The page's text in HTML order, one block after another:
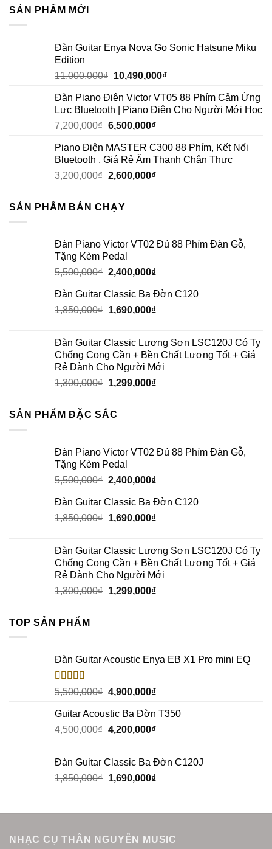
SẢN PHẨM MỚI
Đàn Guitar Enya Nova Go Sonic Hatsune Miku
Edition
11,000,000₫ 10,490,000₫
Đàn Piano Điện Victor VT05 88 Phím Cảm Ứng
Lực Bluetooth | Piano Điện Cho Người Mới Học
7,200,000₫ 6,500,000₫
Piano Điện MASTER C300 88 Phím, Kết Nối
Bluetooth , Giá Rẻ Âm Thanh Chân Thực
3,200,000₫ 2,600,000₫
SẢN PHẨM BÁN CHẠY
Đàn Piano Victor VT02 Đủ 88 Phím Đàn Gỗ,
Tặng Kèm Pedal
5,500,000₫ 2,400,000₫
Đàn Guitar Classic Ba Đờn C120
1,850,000₫ 1,690,000₫
Đàn Guitar Classic Lương Sơn LSC120J Có Ty
Chống Cong Cần + Bền Chất Lượng Tốt + Giá
Rẻ Dành Cho Người Mới
1,300,000₫ 1,299,000₫
SẢN PHẨM ĐẶC SẮC
Đàn Piano Victor VT02 Đủ 88 Phím Đàn Gỗ,
Tặng Kèm Pedal
5,500,000₫ 2,400,000₫
Đàn Guitar Classic Ba Đờn C120
1,850,000₫ 1,690,000₫
Đàn Guitar Classic Lương Sơn LSC120J Có Ty
Chống Cong Cần + Bền Chất Lượng Tốt + Giá
Rẻ Dành Cho Người Mới
1,300,000₫ 1,299,000₫
TOP SẢN PHẨM
Đàn Guitar Acoustic Enya EB X1 Pro mini EQ
Rated5.00
out of 5
5,500,000₫ 4,900,000₫
Guitar Acoustic Ba Đờn T350
4,500,000₫ 4,200,000₫
Đàn Guitar Classic Ba Đờn C120J
1,850,000₫ 1,690,000₫
NHẠC CỤ THÂN NGUYỄN MUSIC